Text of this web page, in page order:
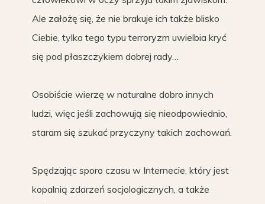
Ale założę się, że nie brakuje ich także blisko
Ciebie, tylko tego typu terroryzm uwielbia kryć
się pod płaszczykiem dobrej rady…
Osobiście wierzę w naturalne dobro innych
ludzi, więc jeśli zachowują się nieodpowiednio,
staram się szukać przyczyny takich zachowań.
Spędzając sporo czasu w Internecie, który jest
kopalnią zdarzeń socjologicznych, a także